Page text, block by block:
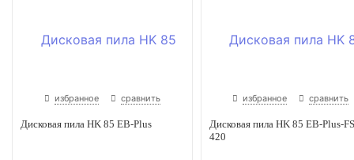
избранное сравнить
Дисковая пила HK 85 EB-Plus
избранное сравнить
Дисковая пила HK 85 EB-Plus-
420